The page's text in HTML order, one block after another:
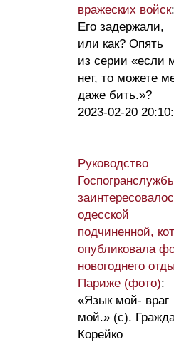
вражеских войск:
Его задержали,
или как? Опять
из серии «если
нет, то можете
даже бить.»?
2023-02-20
Руководство
одесской
подчиненной,
опубликовала
новогоднего
Париже (фото):
«Язык мой- враг
мой.» (с).
Корейко